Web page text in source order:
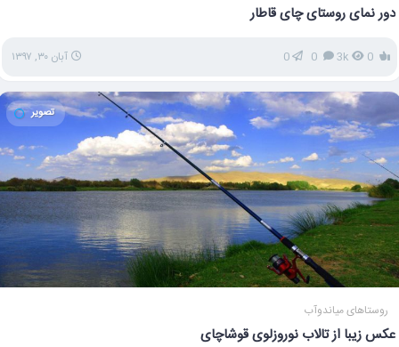
دور نمای روستای چای قاطار
3k
0 آبان ۳۰, ۱۳۹۷
تصویر
روستاهای میاندوآب
عکس زیبا از تالاب نوروزلوی قوشاچای